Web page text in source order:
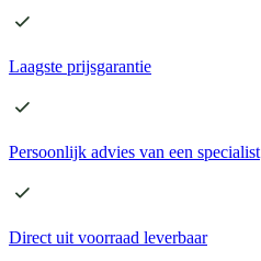
Laagste prijsgarantie
Persoonlijk advies van een specialist
Direct uit voorraad leverbaar